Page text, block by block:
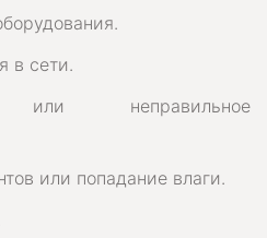
в сети.
или неправильное
или попадание влаги.